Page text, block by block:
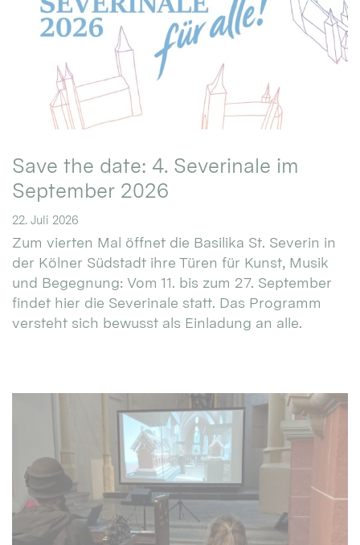
Save the date: 4. Severinale im
September 2026
22. Juli 2026
Zum vierten Mal öffnet die Basilika St. Severin in
der Kölner Südstadt ihre Türen für Kunst, Musik
und Begegnung: Vom 11. bis zum 27. September
findet hier die Severinale statt. Das Programm
versteht sich bewusst als Einladung an alle.